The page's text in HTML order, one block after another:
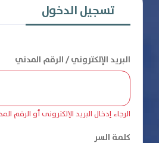
تسجيل الدخول
البريد الإلكتروني / الرقم المدني
الرجاء إدخال البريد الإلكترونى أو الرقم
كلمة السر